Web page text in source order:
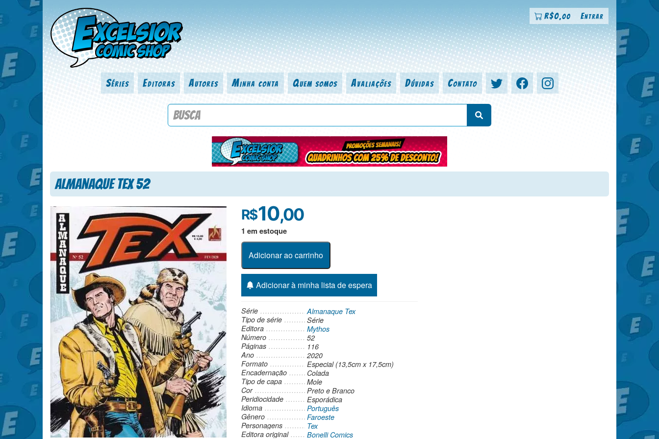
R$0,00 Entrar
Séries Editoras Autores Minha conta Quem somos Avaliações Dúvidas Contato
Procure por título da revista, personagem, série, escritor, desenhista, arte-finalista, colorista
Almanaque Tex 52
R$10,00
1 em estoque
Adicionar ao carrinho
Adicionar à minha lista de espera
Série
Almanaque Tex
Tipo de série
Série
Editora
Mythos
Número
52
Páginas
116
Ano
2020
Formato
Especial (13,5cm x 17,5cm)
Encadernação
Colada
Tipo de capa
Mole
Cor
Preto e Branco
Peridiocidade
Esporádica
Idioma
Português
Gênero
Faroeste
Personagens
Tex
Editora original
Bonelli Comics